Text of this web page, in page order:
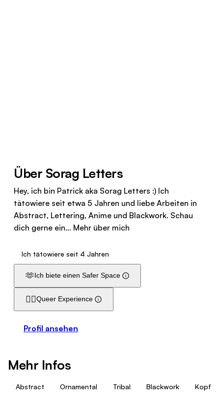
Über Sorag Letters
Hey, ich bin Patrick aka Sorag Letters :) Ich
tätowiere seit etwa 5 Jahren und liebe Arbeiten in
Abstract, Lettering, Anime und Blackwork. Schau
dich gerne ein… Mehr über mich
Ich tätowiere seit 4 Jahren
🫶Ich biete einen Safer Space
🏳️‍🌈Queer Experience
Profil ansehen
Mehr Infos
Abstract Ornamental Tribal Blackwork Kopf /